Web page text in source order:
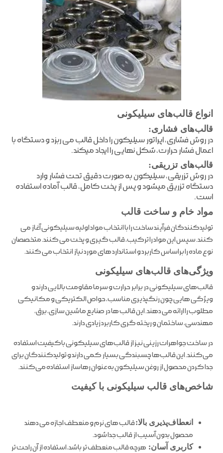
انواع قالب‌های سیلیکونی
قالب‌های فشاری:
در روش فشاری، اپراتور سیلیکون را داخل قالب می ربزد و دستگاه با
اعمال فشار حرارت، شکل نهایی را ایجاد میکند.
قالب‌های تزریقی:
در روش تزریقی، سیلیکون به صورت دقیق تحت فشار وارد
دستگاه تزریق میشود و پس از پخت کامل، قالب آماده استفاده
است.
مواد خام و ساخت قالب
تولیدکنندگان فرآیند ساخت را با انتخاب مواد اولیه سیلیکونی آغاز می
کنند. سپس این مواد را ترکیب، قالب گیری و پخت می کنند. متخصصان
نوع ماده را براساس کاربرد و استاندارد های مورد نیاز انتخاب می کنند.
ویژگی‌های قالب‌های سیلیکونی
قالب‌های سیلیکونی در برابر حرارت و سرما مقاومت بالایی دارند و
ویژگی هایی چون رنگپذیری مناسب، حواص الکتریکی و مکانیکی
مطلوب را ارائه می دهند. این قالب ها در صنایع ماشین سازی، برق،
مهندسی، ساختمان و ریخته گری کاربرد زیادی دارند.
در ساخت جواهرات رزینی نیز از قالب‌های سیلیکونی باکیفیت استفاده
می‌کنند. این قالب‌ها چسبندگی بسیار کمی دارند و تولیدکنندگان برای
جدا کردن محصول از روغن سیلیکون به عنوان رهاساز استفاده می‌کنند.
شاخص‌های قالب سیلیکونی با کیفیت
انعطاف‌پذیری بالا:قالب های نرم و منعطف اجازه می دهند
محصول بدون آسیب از قالب جدا شود.
کاربری آسان: هرچه قالب منعطف تر باشد، استفاده از آن راحت تر